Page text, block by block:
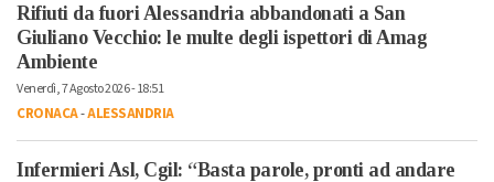
Rifiuti da fuori Alessandria abbandonati a San
Giuliano Vecchio: le multe degli ispettori di Amag
Ambiente
Venerdì, 7 Agosto 2026 - 18:51
CRONACA-ALESSANDRIA
Infermieri Asl, Cgil: “Basta parole, pronti ad andare